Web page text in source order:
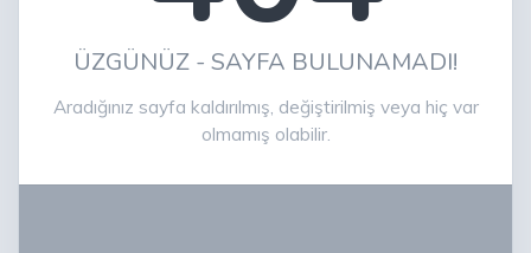
ÜZGÜNÜZ - SAYFA BULUNAMADI!
Aradığınız sayfa kaldırılmış, değiştirilmiş veya hiç var
olmamış olabilir.